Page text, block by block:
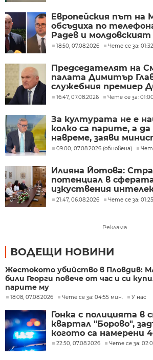
Европейския път на
обсъдиха по
Радев и молдовският
Тофан
18:50, 07.08.2026 Чете се за:
Председателят на
палата Димитър
служебния премиер
Главчев?
16:47, 07.08.2026 Чете се за:
За културата не е
колко са парите, а
навреме, заяви
Милошев
09:00, 07.08.2026 (обновена)
Илияна Йотова:
потенциал в
изкуствения
забелязва тези
21:47, 06.08.2026 Чете се за:
Реклама
ВОДЕЩИ НОВИНИ
Жестокото убийство в Пловдив:
били Георги повече от час и си
парите му
18:08, 07.08.2026 Чете се за: 04:55 мин. У нас
Гонка с полицията в
квартал "Борово",
когото са намерени
22:50, 07.08.2026 Чете се за: